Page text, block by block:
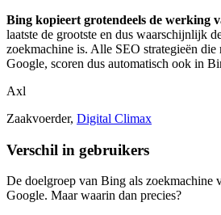
Bing kopieert grotendeels de werking
laatste de grootste en dus waarschijnlijk
zoekmachine is. Alle SEO strategieën die
Google, scoren dus automatisch ook in
Axl
Zaakvoerder, Digital Climax
Verschil in gebruikers
De doelgroep van Bing als zoekmachine
Google. Maar waarin dan precies?